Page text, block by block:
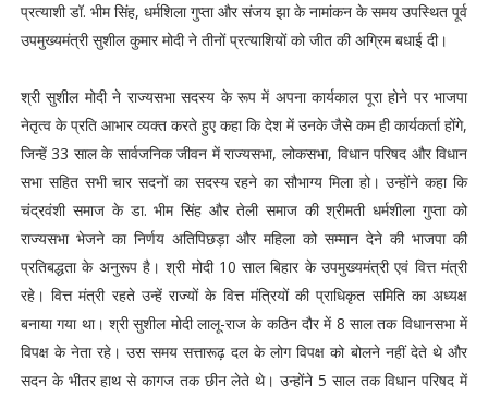
प्रत्याशी डॉ. भीम सिंह, धर्मशिला गुप्ता और संजय झा के नामांकन के समय उपस्थित पूर्व
उपमुख्यमंत्री सुशील कुमार मोदी ने तीनों प्रत्याशियों को जीत की अग्रिम बधाई दी।
श्री सुशील मोदी ने राज्यसभा सदस्य के रूप में अपना कार्यकाल पूरा होने पर भाजपा
नेतृत्व के प्रति आभार व्यक्त करते हुए कहा कि देश में उनके जैसे कम ही कार्यकर्ता होंगे,
जिन्हें 33 साल के सार्वजनिक जीवन में राज्यसभा, लोकसभा, विधान परिषद और विधान
सभा सहित सभी चार सदनों का सदस्य रहने का सौभाग्य मिला हो। उन्होंने कहा कि
चंद्रवंशी समाज के डा. भीम सिंह और तेली समाज की श्रीमती धर्मशीला गुप्ता को
राज्यसभा भेजने का निर्णय अतिपिछड़ा और महिला को सम्मान देने की भाजपा की
प्रतिबद्धता के अनुरूप है। श्री मोदी 10 साल बिहार के उपमुख्यमंत्री एवं वित्त मंत्री
रहे। वित्त मंत्री रहते उन्हें राज्यों के वित्त मंत्रियों की प्राधिकृत समिति का अध्यक्ष
बनाया गया था। श्री सुशील मोदी लालू-राज के कठिन दौर में 8 साल तक विधानसभा में
विपक्ष के नेता रहे। उस समय सत्तारूढ़ दल के लोग विपक्ष को बोलने नहीं देते थे और
सदन के भीतर हाथ से कागज तक छीन लेते थे। उन्होंने 5 साल तक विधान परिषद में